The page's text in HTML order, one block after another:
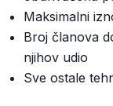
Maksimalni
Broj članova
njihov udio
Sve ostale